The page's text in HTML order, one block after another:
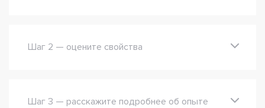
Шаг 2 — оцените свойства
Шаг 3 — расскажите подробнее об опыте